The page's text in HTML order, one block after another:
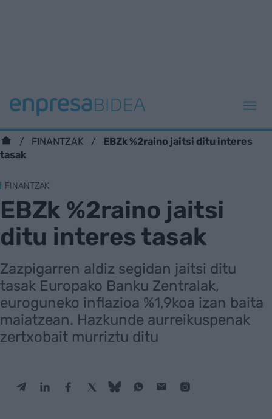
FINANTZAK
EBZk %2raino jaitsi ditu interes
tasak
FINANTZAK
EBZk %2raino jaitsi
ditu interes tasak
Zazpigarren aldiz segidan jaitsi ditu
tasak Europako Banku Zentralak,
euroguneko inflazioa %1,9koa izan baita
maiatzean. Hazkunde aurreikuspenak
zertxobait murriztu ditu